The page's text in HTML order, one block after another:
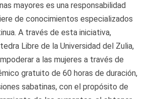
mayores es una responsabilidad
de conocimientos especializados
A través de esta iniciativa,
Libre de la Universidad del Zulia,
a las mujeres a través de
gratuito de 60 horas de duración,
sabatinas, con el propósito de